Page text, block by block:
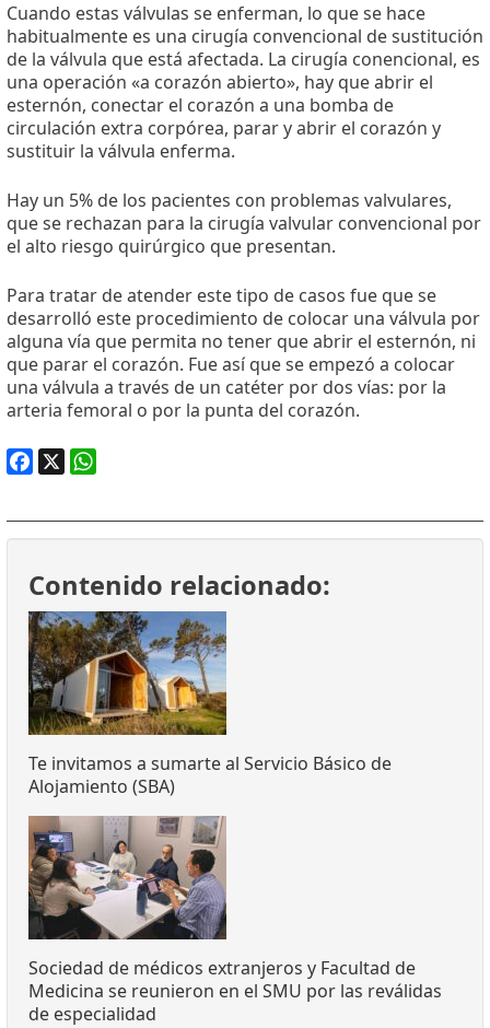
Cuando estas válvulas se enferman, lo que se hace
habitualmente es una cirugía convencional de sustitución
de la válvula que está afectada. La cirugía conencional, es
una operación «a corazón abierto», hay que abrir el
esternón, conectar el corazón a una bomba de
circulación extra corpórea, parar y abrir el corazón y
sustituir la válvula enferma.
Hay un 5% de los pacientes con problemas valvulares,
que se rechazan para la cirugía valvular convencional por
el alto riesgo quirúrgico que presentan.
Para tratar de atender este tipo de casos fue que se
desarrolló este procedimiento de colocar una válvula por
alguna vía que permita no tener que abrir el esternón, ni
que parar el corazón. Fue así que se empezó a colocar
una válvula a través de un catéter por dos vías: por la
arteria femoral o por la punta del corazón.
Contenido relacionado:
Te invitamos a sumarte al Servicio Básico de
Alojamiento (SBA)
Sociedad de médicos extranjeros y Facultad de
Medicina se reunieron en el SMU por las reválidas
de especialidad